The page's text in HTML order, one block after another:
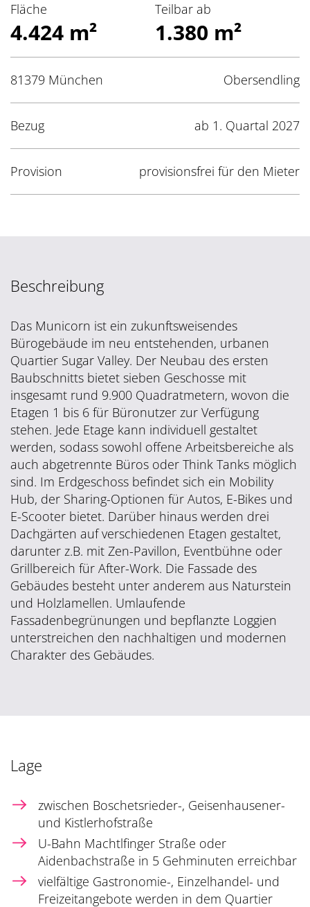
Fläche
4.424 m²
Teilbar ab
1.380 m²
81379 München Obersendling
Bezug ab 1. Quartal 2027
Provision provisionsfrei für den Mieter
Beschreibung
Das Municorn ist ein zukunftsweisendes
Bürogebäude im neu entstehenden, urbanen
Quartier Sugar Valley. Der Neubau des ersten
Baubschnitts bietet sieben Geschosse mit
insgesamt rund 9.900 Quadratmetern, wovon die
Etagen 1 bis 6 für Büronutzer zur Verfügung
stehen. Jede Etage kann individuell gestaltet
werden, sodass sowohl offene Arbeitsbereiche als
auch abgetrennte Büros oder Think Tanks möglich
sind. Im Erdgeschoss befindet sich ein Mobility
Hub, der Sharing-Optionen für Autos, E-Bikes und
E-Scooter bietet. Darüber hinaus werden drei
Dachgärten auf verschiedenen Etagen gestaltet,
darunter z.B. mit Zen-Pavillon, Eventbühne oder
Grillbereich für After-Work. Die Fassade des
Gebäudes besteht unter anderem aus Naturstein
und Holzlamellen. Umlaufende
Fassadenbegrünungen und bepflanzte Loggien
unterstreichen den nachhaltigen und modernen
Charakter des Gebäudes.
Lage
zwischen Boschetsrieder-, Geisenhausener-
und Kistlerhofstraße
U-Bahn Machtlfinger Straße oder
Aidenbachstraße in 5 Gehminuten erreichbar
vielfältige Gastronomie-, Einzelhandel- und
Freizeitangebote werden in dem Quartier